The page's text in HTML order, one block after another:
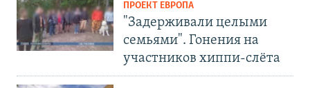
ПРОЕКТ ЕВРОПА
"Задерживали целыми
семьями". Гонения на
участников хиппи-слёта